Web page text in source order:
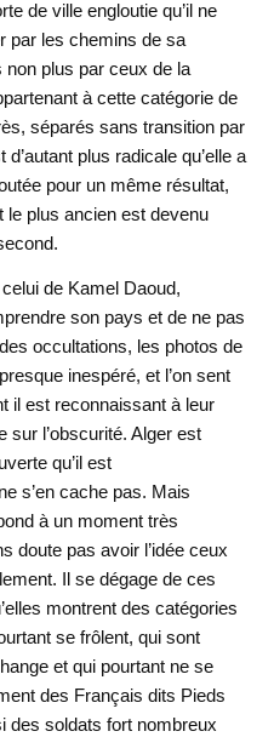
de ville engloutie qu’il ne
par les chemins de sa
plus par ceux de la
à cette catégorie de
séparés sans transition par
plus radicale qu’elle a
pour un même résultat,
plus ancien est devenu
de Kamel Daoud,
son pays et de ne pas
occultations, les photos de
inespéré, et l’on sent
il est reconnaissant à leur
sur l’obscurité. Alger est
qu’il est
s’en cache pas. Mais
à un moment très
doute pas avoir l’idée ceux
Il se dégage de ces
montrent des catégories
se frôlent, qui sont
et qui pourtant ne se
des Français dits Pieds
des soldats fort nombreux